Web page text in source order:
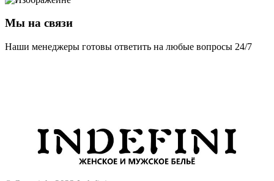
Мы на связи
Наши менеджеры готовы ответить на любые вопросы 24/7